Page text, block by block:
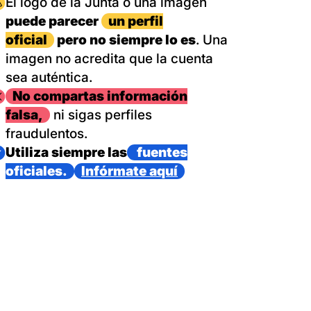
puede parecer
un perfil
oficial
pero no siempre lo es. Una
imagen no acredita que la cuenta
sea auténtica.
No compartas información
falsa,
ni sigas perfiles
fraudulentos.
Utiliza siempre las
fuentes
oficiales.
Infórmate aquí